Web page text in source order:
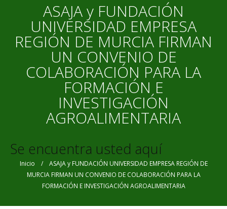
ASAJA y FUNDACIÓN
UNIVERSIDAD EMPRESA
REGIÓN DE MURCIA FIRMAN
UN CONVENIO DE
COLABORACIÓN PARA LA
FORMACIÓN E
INVESTIGACIÓN
AGROALIMENTARIA
Se encuentra usted aquí
Inicio / ASAJA y FUNDACIÓN UNIVERSIDAD EMPRESA REGIÓN DE
MURCIA FIRMAN UN CONVENIO DE COLABORACIÓN PARA LA
FORMACIÓN E INVESTIGACIÓN AGROALIMENTARIA